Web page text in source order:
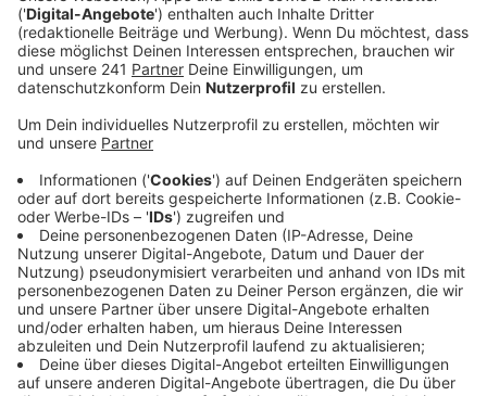
Veröffentlicht:Mittwoch, 24.04.2024 10:33
Anzeige
Für die Eltern entstehen existenzielle Probleme. Das
hat die Stadt gegenüber dem Familienministerium
klargestellt. Sie fordert Lockerungen der Regeln, so
dass auch Aushilfskräfte ohne Erzieherausbildung die
Betreuung übernehmen können. Erzieher gibt es in
Leverkusen nämlich viel zu wenig. Außerdem hat die
Stadt angekündigt, einen Bedarfsplan für das nächste
Jahr zu erstellen. Der würde das Problem